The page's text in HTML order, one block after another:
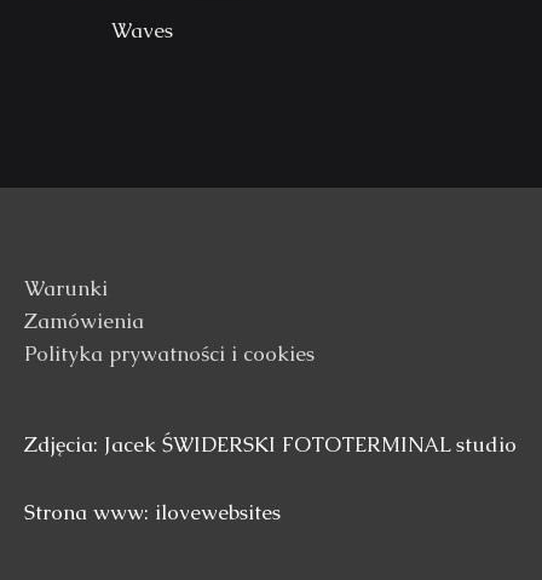
Waves
Warunki
Zamówienia
Polityka prywatności i cookies
Zdjęcia: Jacek ŚWIDERSKI FOTOTERMINAL studio
Strona www: ilovewebsites